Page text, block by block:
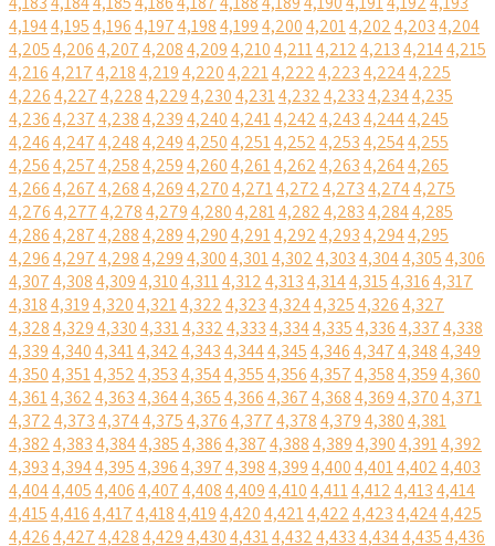
4,1944,1954,1964,1974,1984,1994,2004,2014,2024,2034,204
4,2054,2064,2074,2084,2094,2104,2114,2124,2134,2144,215
4,2164,2174,2184,2194,2204,2214,2224,2234,2244,225
4,2264,2274,2284,2294,2304,2314,2324,2334,2344,235
4,2364,2374,2384,2394,2404,2414,2424,2434,2444,245
4,2464,2474,2484,2494,2504,2514,2524,2534,2544,255
4,2564,2574,2584,2594,2604,2614,2624,2634,2644,265
4,2664,2674,2684,2694,2704,2714,2724,2734,2744,275
4,2764,2774,2784,2794,2804,2814,2824,2834,2844,285
4,2864,2874,2884,2894,2904,2914,2924,2934,2944,295
4,2964,2974,2984,2994,3004,3014,3024,3034,3044,3054,306
4,3074,3084,3094,3104,3114,3124,3134,3144,3154,3164,317
4,3184,3194,3204,3214,3224,3234,3244,3254,3264,327
4,3284,3294,3304,3314,3324,3334,3344,3354,3364,3374,338
4,3394,3404,3414,3424,3434,3444,3454,3464,3474,3484,349
4,3504,3514,3524,3534,3544,3554,3564,3574,3584,3594,360
4,3614,3624,3634,3644,3654,3664,3674,3684,3694,3704,371
4,3724,3734,3744,3754,3764,3774,3784,3794,3804,381
4,3824,3834,3844,3854,3864,3874,3884,3894,3904,3914,392
4,3934,3944,3954,3964,3974,3984,3994,4004,4014,4024,403
4,4044,4054,4064,4074,4084,4094,4104,4114,4124,4134,414
4,4154,4164,4174,4184,4194,4204,4214,4224,4234,4244,425
4,4264,4274,4284,4294,4304,4314,4324,4334,4344,4354,436